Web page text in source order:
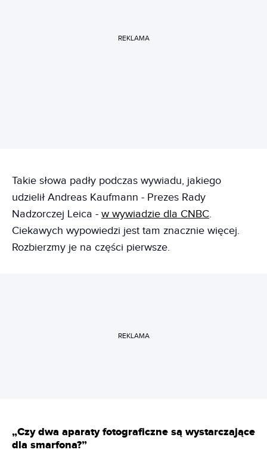
REKLAMA
Takie słowa padły podczas wywiadu, jakiego
udzielił Andreas Kaufmann - Prezes Rady
Nadzorczej Leica - w wywiadzie dla CNBC.
Ciekawych wypowiedzi jest tam znacznie więcej.
Rozbierzmy je na części pierwsze.
REKLAMA
„Czy dwa aparaty fotograficzne są wystarczające
dla smarfona?”